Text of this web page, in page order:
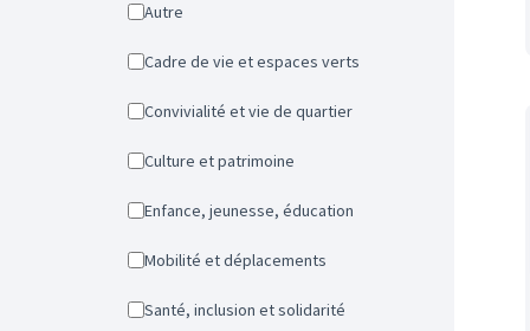
Autre
Cadre de vie et espaces verts
Convivialité et vie de quartier
Culture et patrimoine
Enfance, jeunesse, éducation
Mobilité et déplacements
Santé, inclusion et solidarité